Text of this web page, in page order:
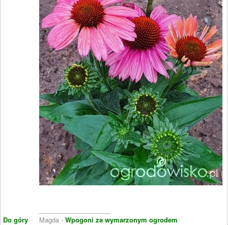
Do góry
Magda - Wpogoni za wymarzonym ogrodem